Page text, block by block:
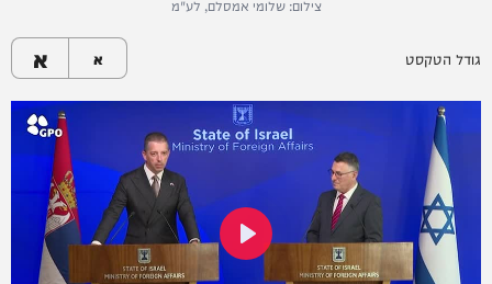
צילום: שלומי אמסלם, לע"מ
גודל הטקסט א א